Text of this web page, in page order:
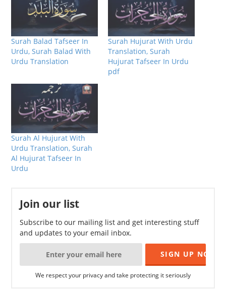
Surah Balad Tafseer In
Urdu, Surah Balad With
Urdu Translation
Surah Hujurat With Urdu
Translation, Surah
Hujurat Tafseer In Urdu
pdf
Surah Al Hujurat With
Urdu Translation, Surah
Al Hujurat Tafseer In
Urdu
Join our list
Subscribe to our mailing list and get interesting stuff
and updates to your email inbox.
We respect your privacy and take protecting it seriously